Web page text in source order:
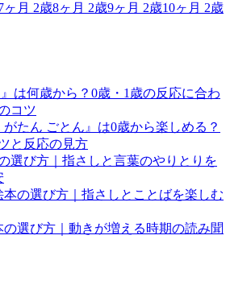
ヶ月 2歳8ヶ月 2歳9ヶ月 2歳10ヶ月 2歳
』は何歳から？0歳・1歳の反応に合わ
コツ
がたん ごとん』は0歳から楽しめる？
と反応の見方
選び方｜指さしと言葉のやりとりを
本の選び方｜指さしとことばを楽しむ
選び方｜動きが増える時期の読み聞